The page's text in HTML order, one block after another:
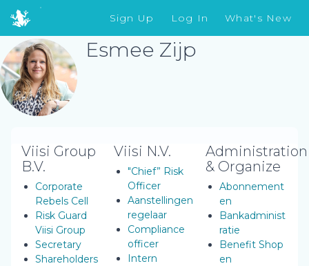
Sign Up Log In What's New
Esmee Zijp
Viisi Group
B.V.
Corporate
Rebels Cell
Risk Guard
Viisi Group
Secretary
Shareholders
Viisi N.V.
"Chief” Risk
Officer
Aanstellingen
regelaar
Compliance
officer
Intern
Administration
& Organize
Abonnement
en
Bankadminist
ratie
Benefit Shop
en